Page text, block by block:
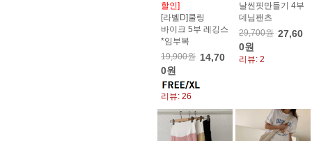
할인]
[라벨D]쿨링
바이크 5부 레깅스
*임부복
19,900원 14,70
0원
리뷰: 26
날씬핏만들기 4부
데님팬츠
29,700원 27,60
0원
리뷰: 2